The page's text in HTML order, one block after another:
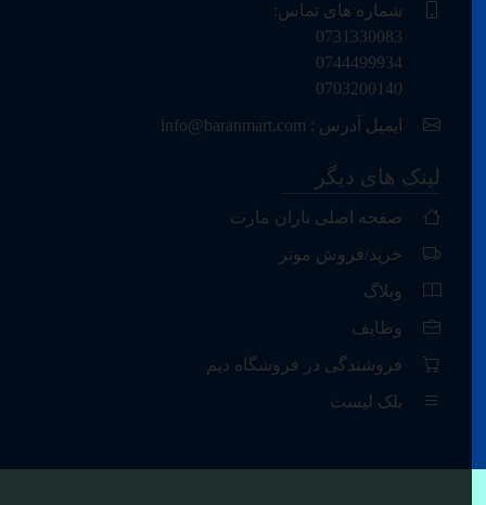
شماره های تماس:
0731330083
0744499934
0703200140
ایمیل آدرس : info@baranmart.com
لینک های دیگر
صفحه اصلی باران مارت
خرید/فروش موتر
وبلاگ
وظایف
فروشندگی در فروشگاه دیم
بلک لیست
ترپال موتر
و پتلون